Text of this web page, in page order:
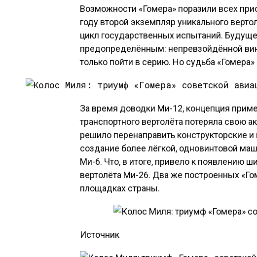
Возможности «Гомера» поразили всех
году второй экземпляр уникального
цикл государственных испытаний.
предопределённым: непревзойдённой
только пойти в серию. Но судьба
За время доводки Ми-12, концепция
транспортного вертолёта потеряла свою
решило перенаправить конструкторские
создание более лёгкой, одновинтовой
Ми-6. Что, в итоге, привело к появлению
вертолёта Ми-26. Два же построенных
площадках страны.
Источник